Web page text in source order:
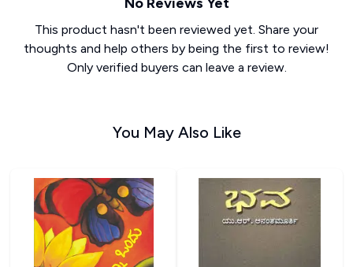
This product hasn't been reviewed yet. Share your
thoughts and help others by being the first to review!
Only verified buyers can leave a review.
You May Also Like